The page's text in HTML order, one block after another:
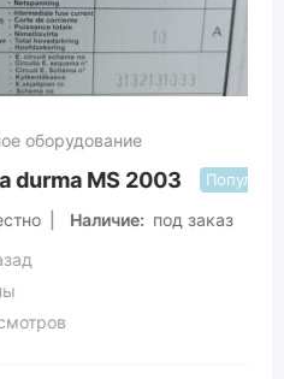
2003 Популярные
под заказ